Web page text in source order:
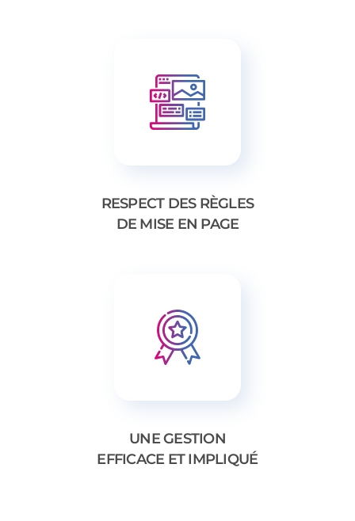
RESPECT DES RÈGLES
DE MISE EN PAGE
UNE GESTION
EFFICACE ET IMPLIQUÉ